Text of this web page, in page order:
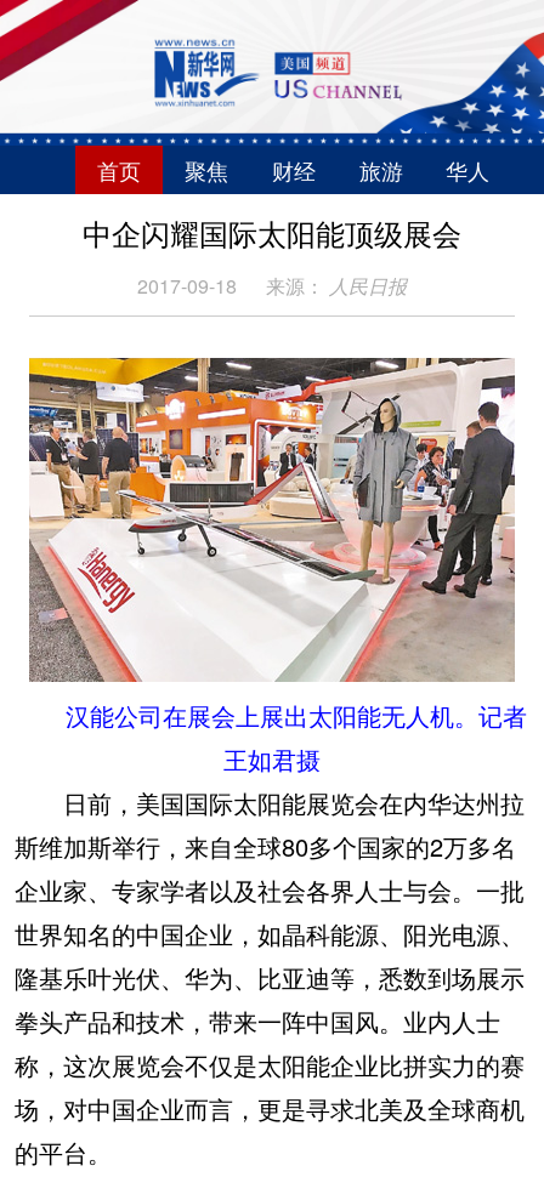
首页 聚焦 财经 旅游 华人
中企闪耀国际太阳能顶级展会
2017-09-18 来源： 人民日报
汉能公司在展会上展出太阳能无人机。记者
王如君摄
日前，美国国际太阳能展览会在内华达州拉
斯维加斯举行，来自全球80多个国家的2万多名
企业家、专家学者以及社会各界人士与会。一批
世界知名的中国企业，如晶科能源、阳光电源、
隆基乐叶光伏、华为、比亚迪等，悉数到场展示
拳头产品和技术，带来一阵中国风。业内人士
称，这次展览会不仅是太阳能企业比拼实力的赛
场，对中国企业而言，更是寻求北美及全球商机
的平台。